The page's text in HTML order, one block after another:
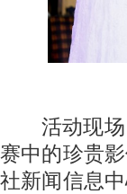
活动现场
赛中的珍贵
社新闻信息